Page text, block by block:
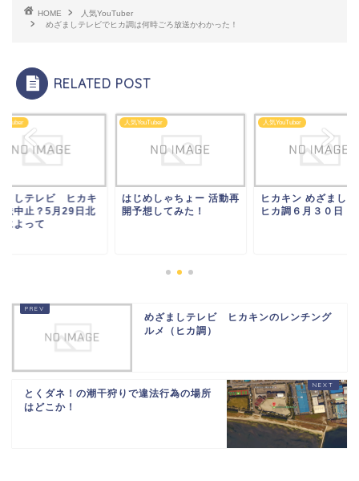
HOME
人気YouTuber
めざましテレビでヒカ調は何時ごろ放送かわかった！
RELATED POST
ましテレビ ヒカキ
送中止？5月29日北
によって
人気YouTuber
はじめしゃちょー 活動再
開予想してみた！
人気YouTuber
ヒカキン めざまし
ヒカ調６月３０日
めざましテレビ ヒカキンのレンチング
ルメ（ヒカ調）
とくダネ！の潮干狩りで違法行為の場所
はどこか！